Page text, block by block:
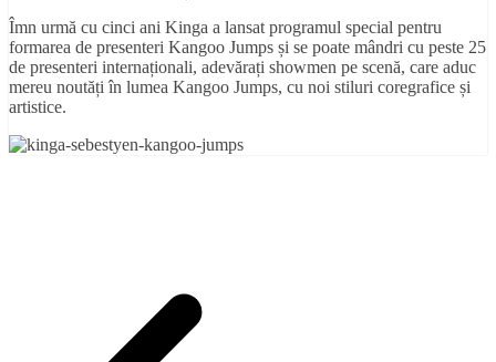
Îmn urmă cu cinci ani Kinga a lansat programul special pentru
formarea de presenteri Kangoo Jumps și se poate mândri cu peste 25
de presenteri internaționali, adevărați showmen pe scenă, care aduc
mereu noutăți în lumea Kangoo Jumps, cu noi stiluri coregrafice și
artistice.